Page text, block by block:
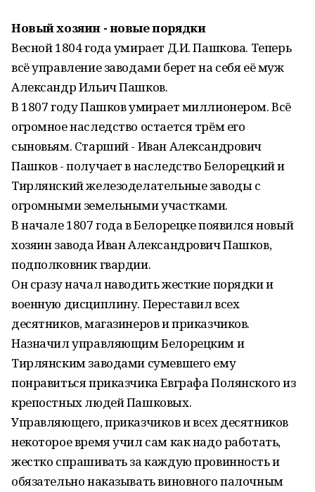
Новый хозяин - новые порядки
Весной 1804 года умирает Д.И. Пашкова. Теперь
всё управление заводами берет на себя её муж
Александр Ильич Пашков.
В 1807 году Пашков умирает миллионером. Всё
огромное наследство остается трём его
сыновьям. Старший - Иван Александрович
Пашков - получает в наследство Белорецкий и
Тирлянский железоделательные заводы с
огромными земельными участками.
В начале 1807 года в Белорецке появился новый
хозяин завода Иван Александрович Пашков,
подполковник гвардии.
Он сразу начал наводить жесткие порядки и
военную дисциплину. Переставил всех
десятников, магазинеров и приказчиков.
Назначил управляющим Белорецким и
Тирлянским заводами сумевшего ему
понравиться приказчика Евграфа Полянского из
крепостных людей Пашковых.
Управляющего, приказчиков и всех десятников
некоторое время учил сам как надо работать,
жестко спрашивать за каждую провинность и
обязательно наказывать виновного палочным